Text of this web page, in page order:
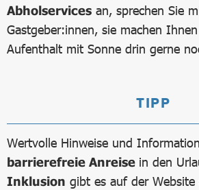
Abholservices an, sprechen Sie
Gastgeber:innen, sie machen
Aufenthalt mit Sonne drin gerne
TIPP
Wertvolle Hinweise und
barrierefreie Anreise in den
Inklusion gibt es auf der Website